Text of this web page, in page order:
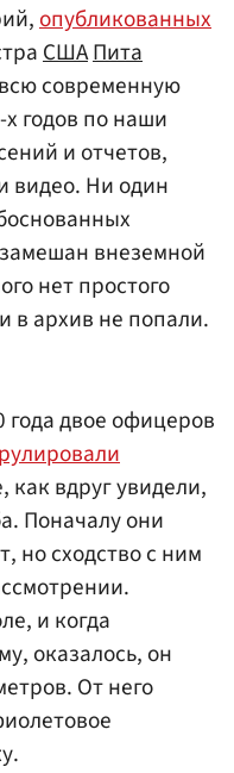
опубликованных
СШАПита
современную
годов по наши
и отчетов,
видео. Ни один
внеземной
нет простого
в архив не попали.
двое офицеров
вдруг увидели,
Поначалу они
но сходство с ним
и когда
оказалось, он
От него